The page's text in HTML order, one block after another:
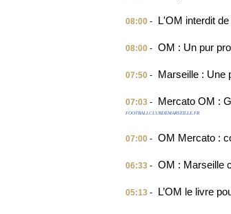
08:00 - L'OM interdit
08:00 - OM : Un pur
07:50 - Marseille : Une
07:03 - Mercato OM :
FOOTBALLCLUBDEMARSEILLE.FR
07:00 - OM Mercato :
06:33 - OM : Marseille
05:13 - L’OM le livre